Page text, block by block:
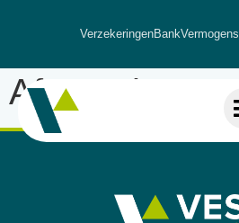
VerzekeringenBank
Afspraak